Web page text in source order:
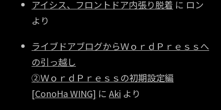
アイシス、フロントドア内張り脱着 に ロン
より
ライブドアブログからＷｏｒｄＰｒｅｓｓへ
の引っ越し
②ＷｏｒｄＰｒｅｓｓの初期設定編
[ConoHa WING] に Aki より